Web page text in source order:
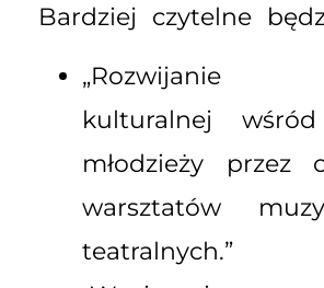
Bardziej czytelne
„Rozwijanie
kulturalnej
młodzieży przez
warsztatów
teatralnych.”